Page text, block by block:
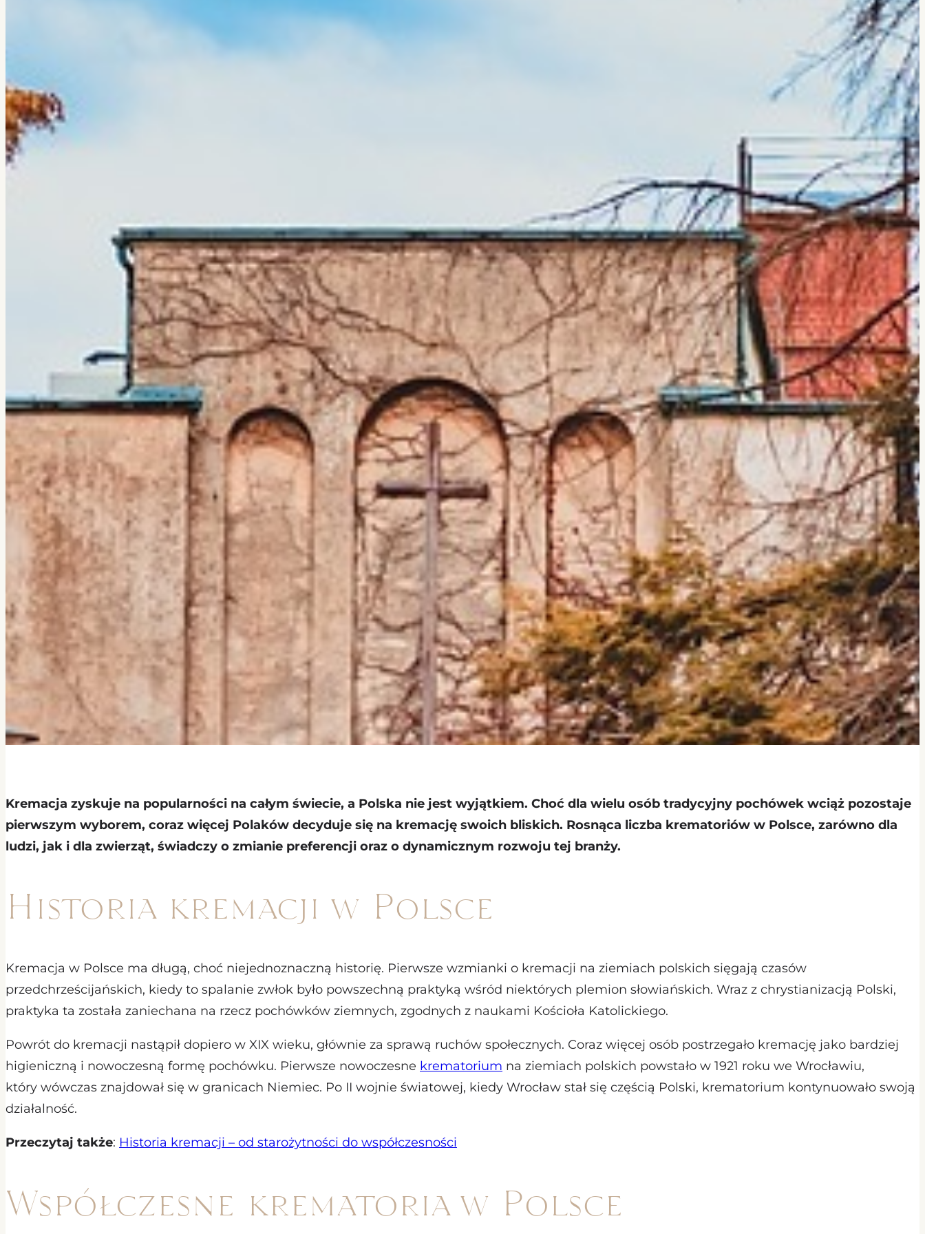
Kremacja zyskuje na popularności na całym świecie, a Polska nie jest wyjątkiem. Choć dla wielu osób tradycyjny pochówek wciąż pozostaje
pierwszym wyborem, coraz więcej Polaków decyduje się na kremację swoich bliskich. Rosnąca liczba krematoriów w Polsce, zarówno dla
ludzi, jak i dla zwierząt, świadczy o zmianie preferencji oraz o dynamicznym rozwoju tej branży.
Historia kremacji w Polsce
Kremacja w Polsce ma długą, choć niejednoznaczną historię. Pierwsze wzmianki o kremacji na ziemiach polskich sięgają czasów
przedchrześcijańskich, kiedy to spalanie zwłok było powszechną praktyką wśród niektórych plemion słowiańskich. Wraz z chrystianizacją Polski,
praktyka ta została zaniechana na rzecz pochówków ziemnych, zgodnych z naukami Kościoła Katolickiego.
Powrót do kremacji nastąpił dopiero w XIX wieku, głównie za sprawą ruchów społecznych. Coraz więcej osób postrzegało kremację jako bardziej
higieniczną i nowoczesną formę pochówku. Pierwsze nowoczesne krematorium na ziemiach polskich powstało w 1921 roku we Wrocławiu,
który wówczas znajdował się w granicach Niemiec. Po II wojnie światowej, kiedy Wrocław stał się częścią Polski, krematorium kontynuowało swoją
działalność.
Przeczytaj także: Historia kremacji – od starożytności do współczesności
Współczesne krematoria w Polsce